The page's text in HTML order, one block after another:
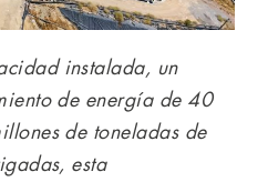
instalada, un
de energía de 40
de toneladas de
esta